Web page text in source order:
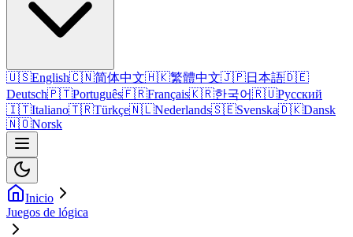
🇺🇸English🇨🇳简体中文🇭🇰繁體中文🇯🇵日本語🇩🇪
Deutsch🇵🇹Português🇫🇷Français🇰🇷한국어🇷🇺Русский
🇮🇹Italiano🇹🇷Türkçe🇳🇱Nederlands🇸🇪Svenska🇩🇰Dansk
🇳🇴Norsk
Inicio
Juegos de lógica